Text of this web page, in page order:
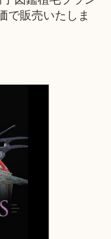
で販売いたしま